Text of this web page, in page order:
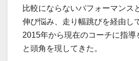
比較にならないパフォーマンス
伸び悩み、走り幅跳びを経由し
2015年から現在のコーチに指導
と頭角を現してきた。